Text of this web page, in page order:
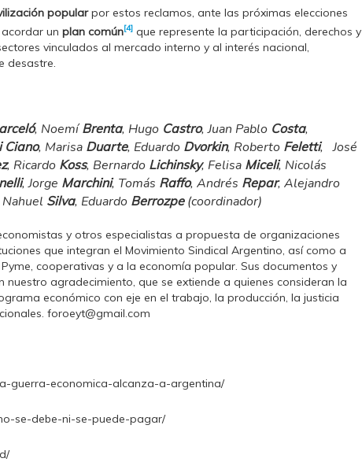
popularpor estos reclamos, ante las próximas elecciones
un plan común[4] que represente la participación, derechos y
vinculados al mercado interno y al interés nacional,
desastre.
, NoemíBrenta, Hugo Castro, Juan Pablo Costa,
Ciano, Marisa Duarte, Eduardo Dvorkin, Roberto Feletti, José
, Ricardo Koss, Bernardo Lichinsky, Felisa Miceli, Nicolás
, Jorge Marchini, Tomás Raffo, Andrés Repar, Alejandro
Nahuel Silva, Eduardo Berrozpe (coordinador)
y otros especialistas a propuesta de organizaciones
que integran el Movimiento Sindical Argentino, así como a
cooperativas y a la economía popular. Sus documentos y
agradecimiento, que se extiende a quienes consideran la
económico con eje en el trabajo, la producción, la justicia
foroeyt@gmail.com
guerra-economica-alcanza-a-argentina/
se-debe-ni-se-puede-pagar/